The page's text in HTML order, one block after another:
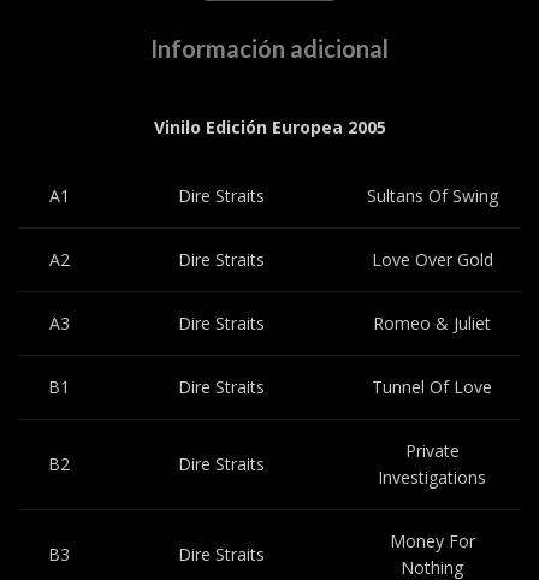
Información adicional
Vinilo Edición Europea 2005
A1 Dire Straits Sultans Of Swing
A2 Dire Straits Love Over Gold
A3 Dire Straits Romeo & Juliet
B1 Dire Straits Tunnel Of Love
B2 Dire Straits
Private
Investigations
B3 Dire Straits
Money For
Nothing